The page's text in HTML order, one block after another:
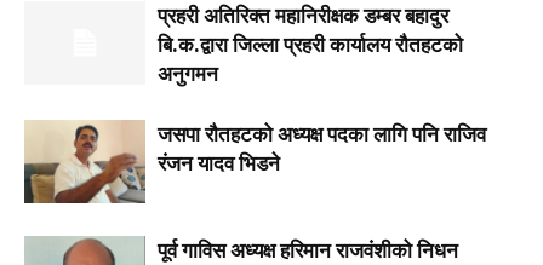
प्रहरी अतिरिक्त महानिरीक्षक डम्बर बहादुर
बि.क.द्वारा जिल्ला प्रहरी कार्यालय रौतहटको
अनुगमन
जसपा राैतहटको अध्यक्ष पदका लागि पनि राजिव
रंजन यादव भिडने
पूर्व गाविस अध्यक्ष हरिमान राजवंशीको निधन